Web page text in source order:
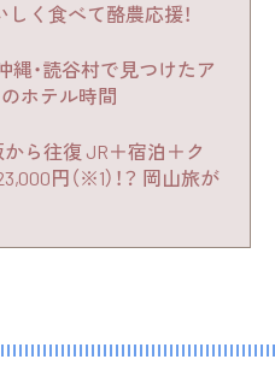
く食べて酪農応援！
縄・読谷村で見つけたア
ホテル時間
ら往復 JR＋宿泊＋ク
円（※1）！？ 岡山旅が